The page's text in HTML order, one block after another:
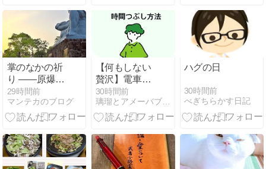
掌のなかの祈
り ――原爆忌
の十句を読む
29時間前
マンテカのブログ
【何もしない
贅沢】電車や
バスでの移動
時間。ただぼ
ーっと過ごす
30時間前
璃瑠とアメーバブログネタ
ハグの日
30時間前
べぎちらかす日記